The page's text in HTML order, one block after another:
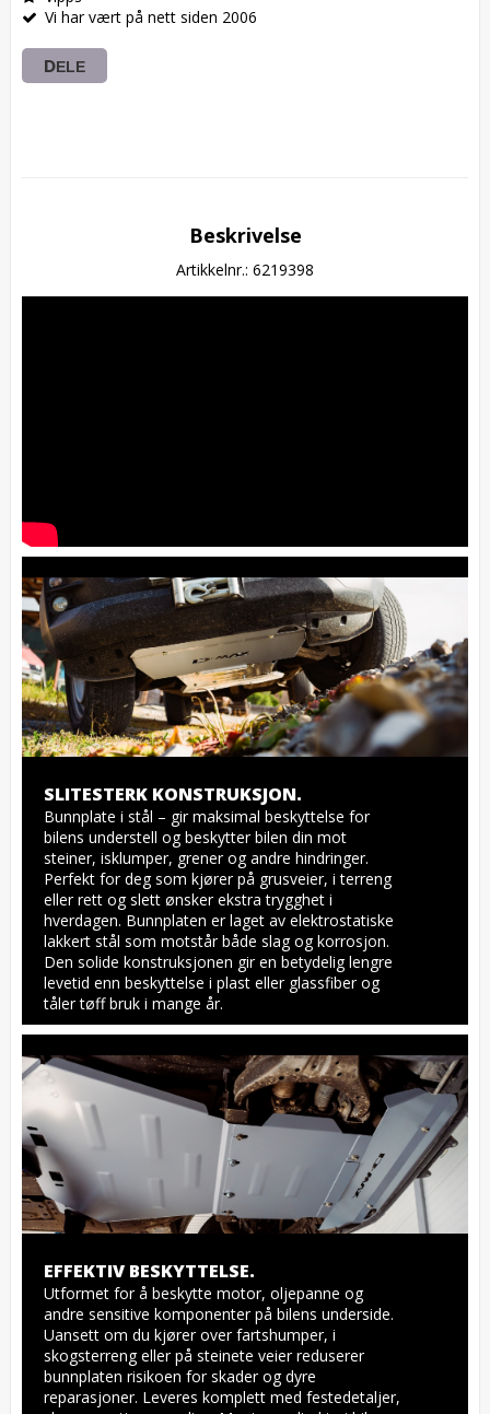
Vi har vært på nett siden 2006
DELE
Beskrivelse
Artikkelnr.: 6219398
SLITESTERK KONSTRUKSJON.
Bunnplate i stål – gir maksimal beskyttelse for
bilens understell og beskytter bilen din mot
steiner, isklumper, grener og andre hindringer.
Perfekt for deg som kjører på grusveier, i terreng
eller rett og slett ønsker ekstra trygghet i
hverdagen. Bunnplaten er laget av elektrostatiske
lakkert stål som motstår både slag og korrosjon.
Den solide konstruksjonen gir en betydelig lengre
levetid enn beskyttelse i plast eller glassfiber og
tåler tøff bruk i mange år.
EFFEKTIV BESKYTTELSE.
Utformet for å beskytte motor, oljepanne og
andre sensitive komponenter på bilens underside.
Uansett om du kjører over fartshumper, i
skogsterreng eller på steinete veier reduserer
bunnplaten risikoen for skader og dyre
reparasjoner. Leveres komplett med festedetaljer,